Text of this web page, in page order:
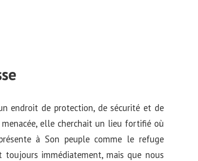
endroit de protection, de sécurité et de
menacée, elle cherchait un lieu fortifié où
à Son peuple comme le refuge
immédiatement, mais que nous